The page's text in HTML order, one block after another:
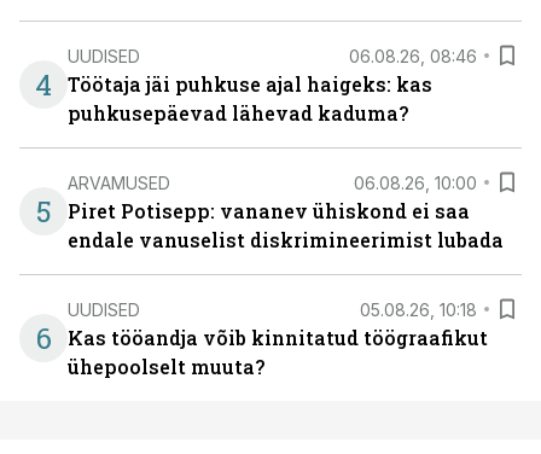
4
UUDISED 06.08.26, 08:46
Töötaja jäi puhkuse ajal haigeks: kas
puhkusepäevad lähevad kaduma?
5
ARVAMUSED 06.08.26, 10:00
Piret Potisepp: vananev ühiskond ei saa
endale vanuselist diskrimineerimist lubada
6
UUDISED 05.08.26, 10:18
Kas tööandja võib kinnitatud töögraafikut
ühepoolselt muuta?